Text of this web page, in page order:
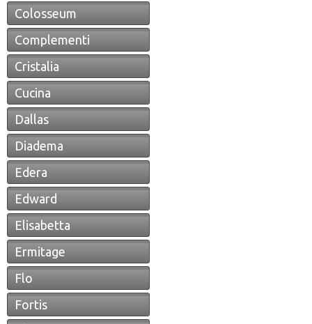
Colosseum
Complementi
Cristalia
Cucina
Dallas
Diadema
Edera
Edward
Elisabetta
Ermitage
Flo
Fortis